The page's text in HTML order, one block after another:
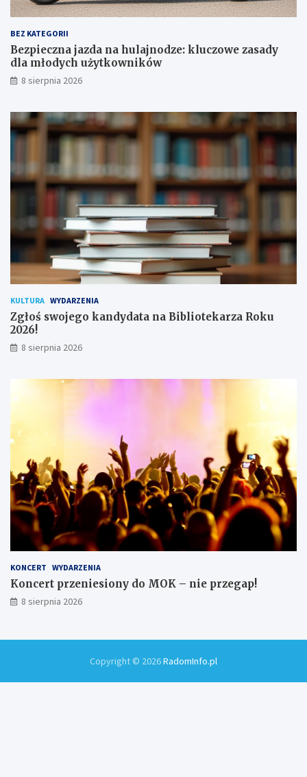
o
w
a
p
o
d
p
a
n
!
a
d
y
d
l
a
m
d
y
h
u
ż
o
n
i
ó
w
BEZ KATEGORII
Bezpieczna jazda na hulajnodze: kluczowe zasady
dla młodych użytkowników
8 sierpnia 2026
KULTURA WYDARZENIA
Zgłoś swojego kandydata na Bibliotekarza Roku
2026!
8 sierpnia 2026
KONCERT WYDARZENIA
Koncert przeniesiony do MOK – nie przegap!
8 sierpnia 2026
Copyright © 2026RadomInfo.pl